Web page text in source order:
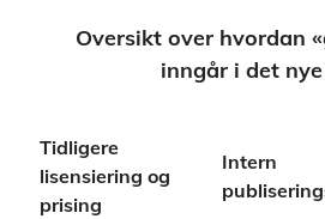
Oversikt over hvordan
inngår i det
Tidligere
lisensiering og
prising
Intern